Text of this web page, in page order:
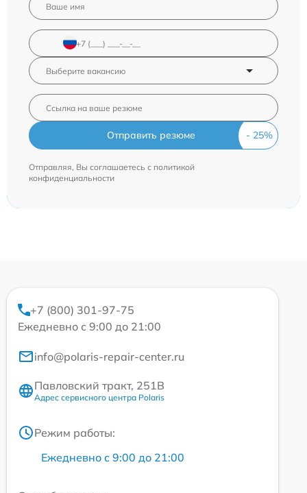
Отправить резюме
Отправляя, Вы соглашаетесь с политикой
конфиденциальности
+7 (800) 301-97-75
Ежедневно с 9:00 до 21:00
info@polaris-repair-center.ru
Павловский тракт, 251В
Адрес сервисного центра Polaris
Режим работы:
Ежедневно с 9:00 до 21:00